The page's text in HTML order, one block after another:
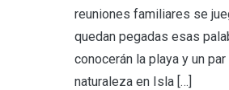
reuniones familiares se
quedan pegadas esas
conocerán la playa y un
naturaleza en Isla […]